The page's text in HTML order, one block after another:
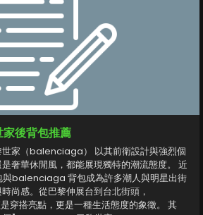
保煙霧濃郁綿密。其封裝設計更加密閉衛
都能保持最佳狀態。此外，茉莉花茶款屬於
愛自然口感、不偏甜的使用者，是炎炎夏日
後背包推薦
世家（balenciaga） 以其前衛設計與強烈個
奢華休閒風，都能展現獨特的潮流態度。 近
balenciaga 背包成為許多潮人與明星出街
尚感。從巴黎伸展台到台北街頭，
搭亮點，更是一種生活態度的象徵。 其